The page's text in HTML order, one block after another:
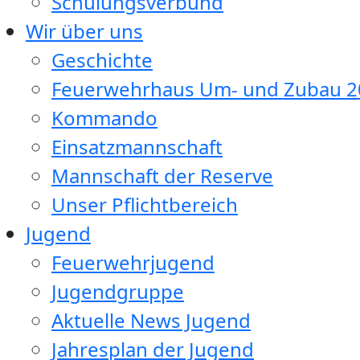
Wir über uns
Geschichte
Feuerwehrhaus Um- und Zubau
Kommando
Einsatzmannschaft
Mannschaft der Reserve
Unser Pflichtbereich
Jugend
Feuerwehrjugend
Jugendgruppe
Aktuelle News Jugend
Jahresplan der Jugend